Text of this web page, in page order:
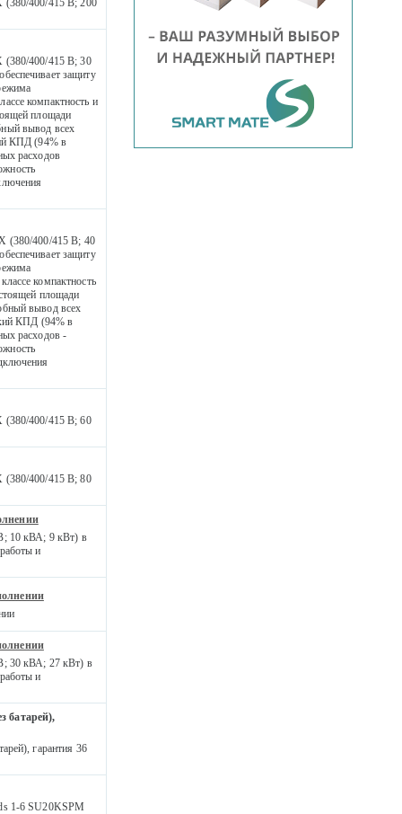
(380/400/415 В; 30
защиту
компактность и
площади
вывод всех
КПД (94% в
расходов
(380/400/415 В; 40
защиту
компактность
площади
вывод всех
КПД (94% в
расходов -
(380/400/415 В; 60
(380/400/415 В; 80
10 кВА; 9 кВт) в
и
30 кВА; 27 кВт) в
и
батарей),
гарантия 36
1-6 SU20KSPM